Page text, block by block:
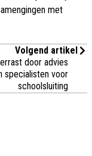
met
Volgend artikel
door advies
specialisten voor
schoolsluiting